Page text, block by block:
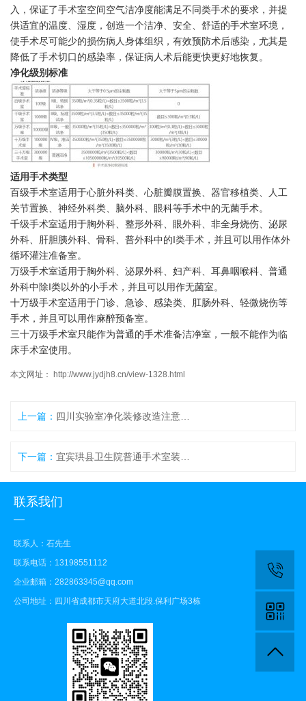
入，保证了手术室空间空气洁净度能满足不同类手术的要求，并提
供适宜的温度、湿度，创造一个洁净、安全、舒适的手术室环境，
使手术尽可能少的损伤病人身体组织，有效预防术后感染，尤其是
降低了手术切口的感染率，保证病人术后能更快更好地恢复。
净化级别标准
适用手术类型
百级手术室适用于心脏外科类、心脏瓣膜置换、器官移植类、人工
关节置换、神经外科类、脑外科、眼科等手术中的无菌手术。
千级手术室适用于胸外科、整形外科、眼外科、非全身烧伤、泌尿
外科、肝胆胰外科、骨科、普外科中的I类手术，并且可以用作体外
循环灌注准备室。
万级手术室适用于胸外科、泌尿外科、妇产科、耳鼻咽喉科、普通
外科中除I类以外的小手术，并且可以用作无菌室。
十万级手术室适用于门诊、急诊、感染类、肛肠外科、轻微烧伤等
手术，并且可以用作麻醉预备室。
三十万级手术室只能作为普通的手术准备洁净室，一般不能作为临
床手术室使用。
本文网址： http://www.jydjh8.cn/view-1328.html
上一篇：
下一篇：
联系我们
联系人：石先生
联系电话：13198551112
企业邮箱：282863345@qq.com
公司地址：四川省成都市天府大道北段.保利广场3栋